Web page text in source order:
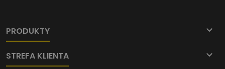
PRODUKTY 
STREFA KLIENTA 